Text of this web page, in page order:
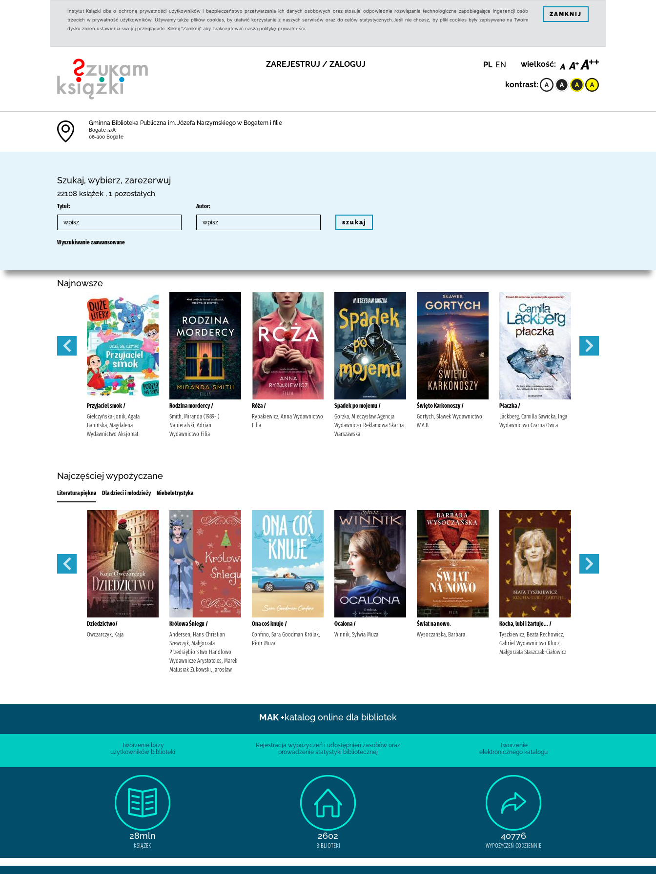
Instytut Książki dba o ochronę prywatności użytkowników i bezpieczeństwo przetwarzania ich danych osobowych oraz stosuje odpowiednie rozwiązania technologiczne zapobiegające ingerencji osób
trzecich w prywatność użytkowników. Używamy także plików cookies, by ułatwić korzystanie z naszych serwisów oraz do celów statystycznych.Jeśli nie chcesz, by pliki cookies były zapisywane na Twoim
dysku zmień ustawienia swojej przeglądarki. Kliknij "Zamknij" aby zaakceptować naszą politykę prywatności.
ZAMKNIJ
ZAREJESTRUJ / ZALOGUJ PL EN wielkość:
kontrast:
Gminna Biblioteka Publiczna im. Józefa Narzymskiego w Bogatem i filie
Bogate 57A
06-300 Bogate
Szukaj, wybierz, zarezerwuj
22108 książek , 1 pozostałych
Tytuł: Autor:
szukaj
Wyszukiwanie zaawansowane
Najnowsze
Przyjaciel smok /
Giełczyńska-Jonik, Agata
Babińska, Magdalena
Wydawnictwo Aksjomat
Rodzina mordercy /
Smith, Miranda (1989- )
Napieralski, Adrian
Wydawnictwo Filia
Róża /
Rybakiewicz, Anna Wydawnictwo
Filia
Spadek po mojemu /
Gorzka, Mieczysław Agencja
Wydawniczo-Reklamowa Skarpa
Warszawska
Święto Karkonoszy /
Gortych, Sławek Wydawnictwo
W.A.B.
Płaczka /
Läckberg, Camilla Sawicka, Inga
Wydawnictwo Czarna Owca
Najczęściej wypożyczane
Literatura piękna Dla dzieci i młodzieży Niebeletrystyka
Dziedzictwo/
Owczarczyk, Kaja
Królowa Śniegu /
Andersen, Hans Christian
Szewczyk, Małgorzata
Przedsiębiorstwo Handlowo
Wydawnicze Arystoteles, Marek
Matusiak Żukowski, Jarosław
Ona coś knuje /
Confino, Sara Goodman Królak,
Piotr Muza
Ocalona /
Winnik, Sylwia Muza
Świat na nowo.
Wysoczańska, Barbara
Kocha, lubi i żartuje... /
Tyszkiewicz, Beata Rechowicz,
Gabriel Wydawnictwo Klucz,
Małgorzata Staszczak-Ciałowicz
MAK +katalog online dla bibliotek
Tworzenie bazy
użytkowników biblioteki
Rejestracja wypożyczeń i udostępnień zasobów oraz
prowadzenie statystyki bibliotecznej
Tworzenie
elektronicznego katalogu
28mln
KSIĄŻEK
2602
BIBLIOTEKI
40776
WYPOŻYCZEŃ CODZIENNIE